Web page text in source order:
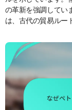
の革新を強調してい
は、古代の貿易ルー